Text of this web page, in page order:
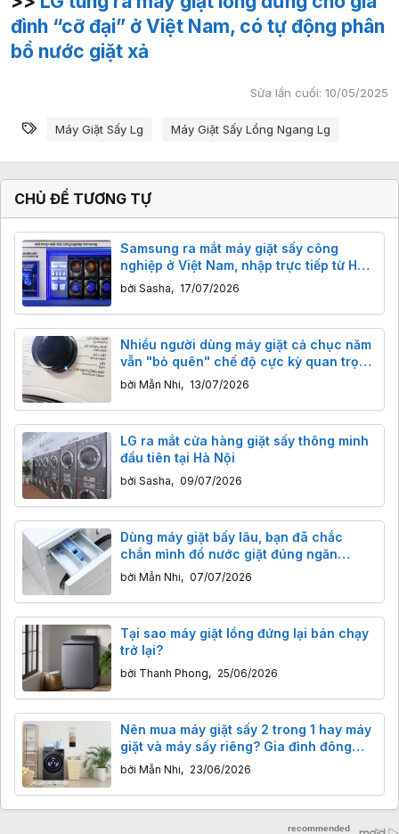
đình “cỡ đại” ở Việt Nam, có tự động phân
bổ nước giặt xả
Sửa lần cuối: 10/05/2025
Từ khóa
Máy Giặt Sấy Lg Máy Giặt Sấy Lồng Ngang Lg
CHỦ ĐỀ TƯƠNG TỰ
Samsung ra mắt máy giặt sấy công
nghiệp ở Việt Nam, nhập trực tiếp từ Hàn
Quốc
bởi Sasha, 17/07/2026
Nhiều người dùng máy giặt cả chục năm
vẫn "bỏ quên" chế độ cực kỳ quan trọng
này
bởi Mẫn Nhi, 13/07/2026
LG ra mắt cửa hàng giặt sấy thông minh
đầu tiên tại Hà Nội
bởi Sasha, 09/07/2026
Dùng máy giặt bấy lâu, bạn đã chắc
chắn mình đổ nước giặt đúng ngăn
chưa?
bởi Mẫn Nhi, 07/07/2026
Tại sao máy giặt lồng đứng lại bán chạy
trở lại?
bởi Thanh Phong, 25/06/2026
Nên mua máy giặt sấy 2 trong 1 hay máy
giặt và máy sấy riêng? Gia đình đông
người coi chừng hụt hẫng
bởi Mẫn Nhi, 23/06/2026